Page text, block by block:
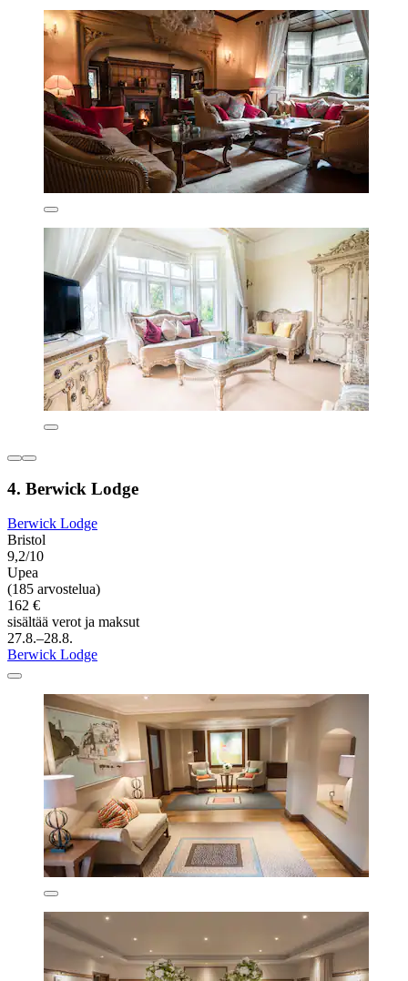
4. Berwick Lodge
Berwick Lodge
Bristol
9,2/10
Upea
(185 arvostelua)
162 €
sisältää verot ja maksut
27.8.–28.8.
Berwick Lodge